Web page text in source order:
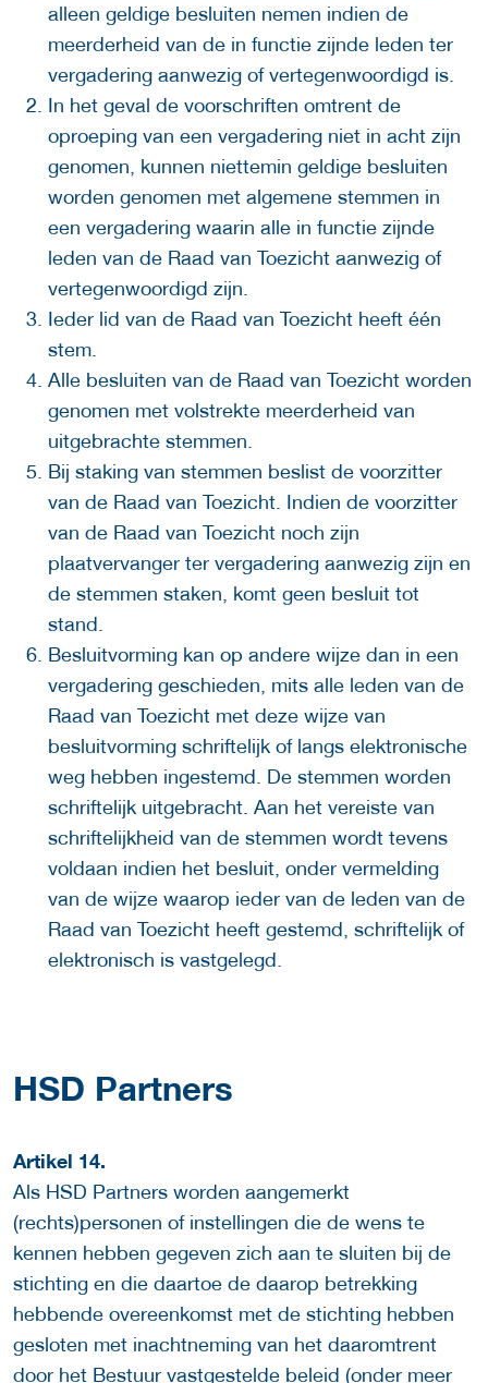
alleen geldige besluiten nemen indien de
meerderheid van de in functie zijnde leden ter
vergadering aanwezig of vertegenwoordigd is.
In het geval de voorschriften omtrent de
oproeping van een vergadering niet in acht zijn
genomen, kunnen niettemin geldige besluiten
worden genomen met algemene stemmen in
een vergadering waarin alle in functie zijnde
leden van de Raad van Toezicht aanwezig of
vertegenwoordigd zijn.
Ieder lid van de Raad van Toezicht heeft één
stem.
Alle besluiten van de Raad van Toezicht worden
genomen met volstrekte meerderheid van
uitgebrachte stemmen.
Bij staking van stemmen beslist de voorzitter
van de Raad van Toezicht. Indien de voorzitter
van de Raad van Toezicht noch zijn
plaatvervanger ter vergadering aanwezig zijn en
de stemmen staken, komt geen besluit tot
stand.
Besluitvorming kan op andere wijze dan in een
vergadering geschieden, mits alle leden van de
Raad van Toezicht met deze wijze van
besluitvorming schriftelijk of langs elektronische
weg hebben ingestemd. De stemmen worden
schriftelijk uitgebracht. Aan het vereiste van
schriftelijkheid van de stemmen wordt tevens
voldaan indien het besluit, onder vermelding
van de wijze waarop ieder van de leden van de
Raad van Toezicht heeft gestemd, schriftelijk of
elektronisch is vastgelegd.
HSD Partners
Artikel 14.
Als HSD Partners worden aangemerkt
(rechts)personen of instellingen die de wens te
kennen hebben gegeven zich aan te sluiten bij de
stichting en die daartoe de daarop betrekking
hebbende overeenkomst met de stichting hebben
gesloten met inachtneming van het daaromtrent
door het Bestuur vastgestelde beleid (onder meer